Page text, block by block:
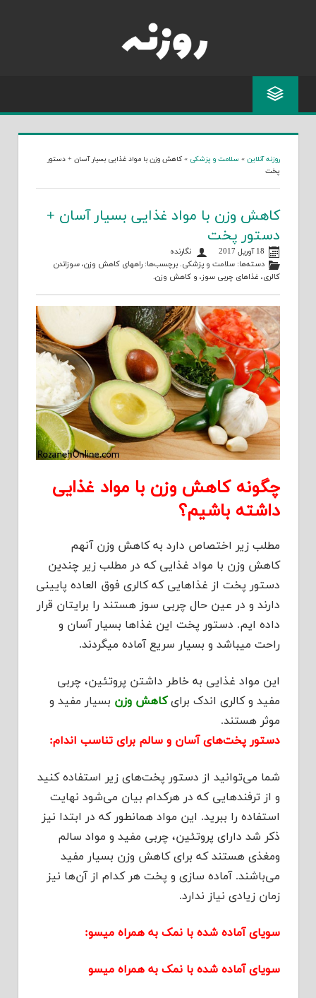
روزنه آنلاین » سلامت و پزشکی » کاهش وزن با مواد غذایی بسیار آسان + دستور
پخت
کاهش وزن با مواد غذایی بسیار آسان +
دستور پخت
18 آوریل 2017
نگارنده
دسته‌ها:سلامت و پزشکی. برچسب‌ها:راههای کاهش وزن،سوزاندن
کالری، غذاهای چربی سوز، و کاهش وزن.
چگونه کاهش وزن با مواد غذایی
داشته باشیم؟
مطلب زیر اختصاص دارد به کاهش وزن آنهم
کاهش وزن با مواد غذایی که در مطلب زیر چندین
دستور پخت از غذاهایی که کالری فوق العاده پایینی
دارند و در عین حال چربی سوز هستند را برایتان قرار
داده ایم. دستور پخت این غذاها بسیار آسان و
راحت میباشد و بسیار سریع آماده میگردند.
این مواد غذایی به خاطر داشتن پروتئین، چربی
مفید و کالری اندک برایکاهش وزن بسیار مفید و
موثر هستند.
دستور پخت‌های آسان و سالم برای تناسب اندام:
شما می‌توانید از دستور پخت‌های زیر استفاده کنید
و از ترفندهایی که در هرکدام بیان می‌شود نهایت
استفاده را ببرید. این مواد همانطور که در ابتدا نیز
ذکر شد دارای پروتئین، چربی مفید و مواد سالم
ومغذی هستند که برای کاهش وزن بسیار مفید
می‌باشند. آماده سازی و پخت هر کدام از آن‌ها نیز
زمان زیادی نیاز ندارد.
سویای آماده شده با نمک به همراه میسو:
سویای آماده شده با نمک به همراه میسو